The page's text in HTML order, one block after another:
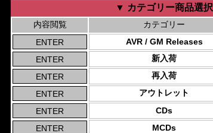
▼ カテゴリー商品選択
内容閲覧 カテゴリー
AVR / GM Releases
新入荷
再入荷
アウトレット
CDs
MCDs